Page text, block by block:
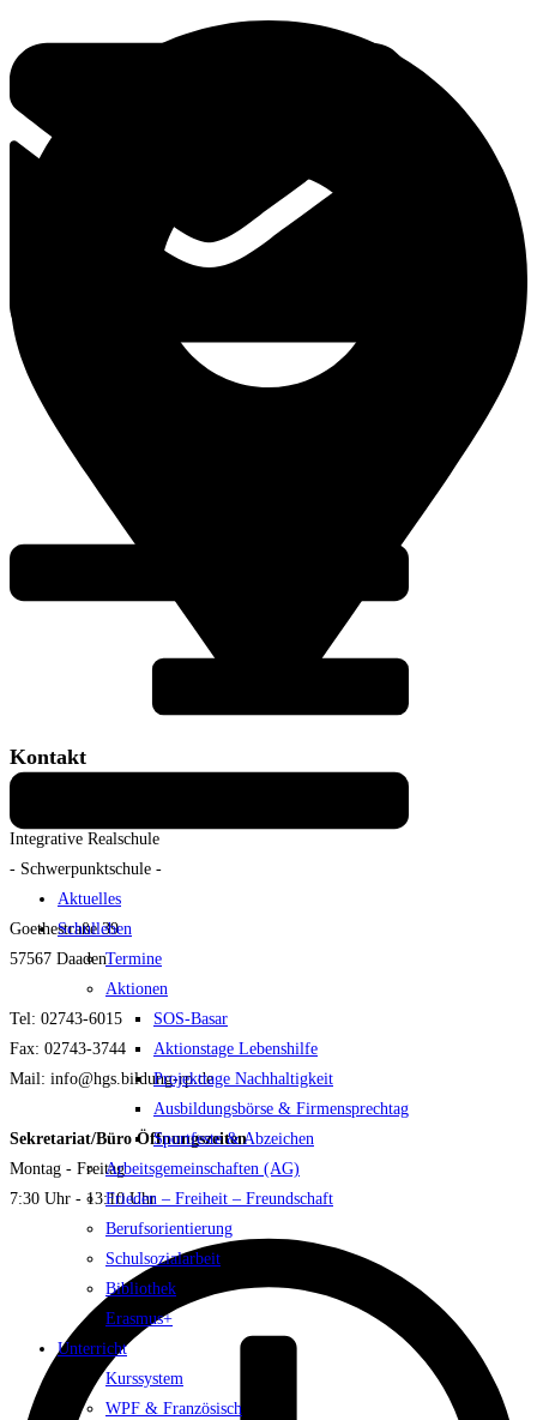
Aktuelles
Schulleben
Termine
Aktionen
SOS-Basar
Aktionstage Lebenshilfe
Projekttage Nachhaltigkeit
Ausbildungsbörse & Firmensprechtag
Sportfeste & Abzeichen
Arbeitsgemeinschaften (AG)
Frieden – Freiheit – Freundschaft
Berufsorientierung
Schulsozialarbeit
Bibliothek
Erasmus+
Unterricht
Kurssystem
WPF & Französisch
Kontakt
Integrative Realschule
- Schwerpunktschule -
Goethestraße 39
57567 Daaden
Tel: 02743-6015
Fax: 02743-3744
Mail: info@hgs.bildung-rp.de
Sekretariat/Büro Öffnungszeiten
Montag - Freitag
7:30 Uhr - 13:10 Uhr